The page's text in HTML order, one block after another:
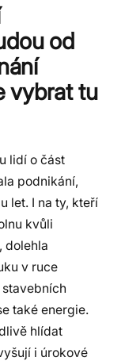
od
vybrat tu
lidí o část
podnikání,
let. I na ty, kteří
kvůli
dolehla
v ruce
také energie.
hlídat
i úrokové